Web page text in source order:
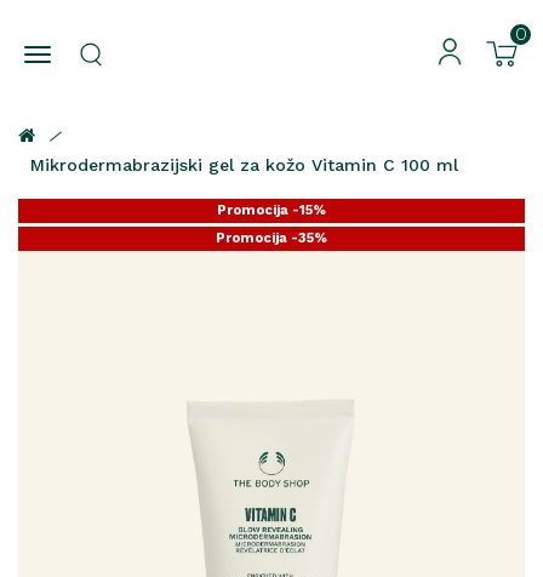
0
Mikrodermabrazijski gel za kožo Vitamin C 100 ml
Promocija -15%
Promocija -25%
Promocija -35%